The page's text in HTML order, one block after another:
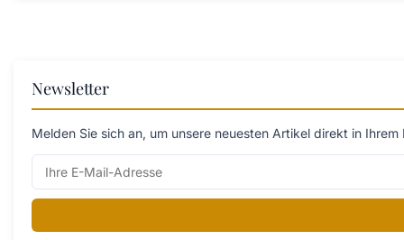
Newsletter
Melden Sie sich an, um unsere neuesten Artikel direkt in